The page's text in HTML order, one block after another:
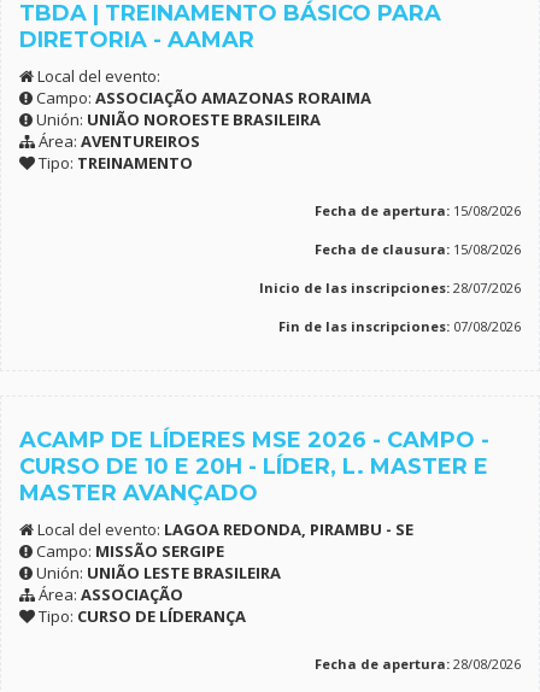
TBDA | TREINAMENTO BÁSICO PARA
DIRETORIA - AAMAR
Local del evento:
Campo: ASSOCIAÇÃO AMAZONAS RORAIMA
Unión: UNIÃO NOROESTE BRASILEIRA
Área: AVENTUREIROS
Tipo: TREINAMENTO
Fecha de apertura: 15/08/2026
Fecha de clausura: 15/08/2026
Inicio de las inscripciones: 28/07/2026
Fin de las inscripciones: 07/08/2026
ACAMP DE LÍDERES MSE 2026 - CAMPO -
CURSO DE 10 E 20H - LÍDER, L. MASTER E
MASTER AVANÇADO
Local del evento: LAGOA REDONDA, PIRAMBU - SE
Campo: MISSÃO SERGIPE
Unión: UNIÃO LESTE BRASILEIRA
Área: ASSOCIAÇÃO
Tipo: CURSO DE LÍDERANÇA
Fecha de apertura: 28/08/2026